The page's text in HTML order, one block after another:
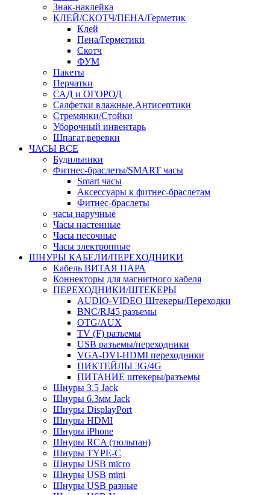
Знак-наклейка
КЛЕЙ/СКОТЧ/ПЕНА/Герметик
Клей
Пена/Герметики
Скотч
ФУМ
Пакеты
Перчатки
САД и ОГОРОД
Салфетки влажные,Антисептики
Стремянки/Стойки
Уборочный инвентарь
Шпагат,веревки
ЧАСЫ ВСЕ
Будильники
Фитнес-браслеты/SMART часы
Smart часы
Аксессуары к фитнес-браслетам
Фитнес-браслеты
часы наручные
Часы настенные
Часы песочные
Часы электронные
ШНУРЫ КАБЕЛИ/ПЕРЕХОДНИКИ
Кабель ВИТАЯ ПАРА
Коннекторы для магнитного кабеля
ПЕРЕХОДНИКИ/ШТЕКЕРЫ
AUDIO-VIDEO Штекеры/Переходки
BNC/RJ45 разъемы
OTG/AUX
TV (F) разъемы
USB разъемы/переходники
VGA-DVI-HDMI переходники
ПИКТЕЙЛЫ 3G/4G
ПИТАНИЕ штекеры/разъемы
Шнуры 3.5 Jack
Шнуры 6.3мм Jack
Шнуры DisplayPort
Шнуры HDMI
Шнуры iPhone
Шнуры RCA (тюльпан)
Шнуры TYPE-C
Шнуры USB micro
Шнуры USB mini
Шнуры USB разные